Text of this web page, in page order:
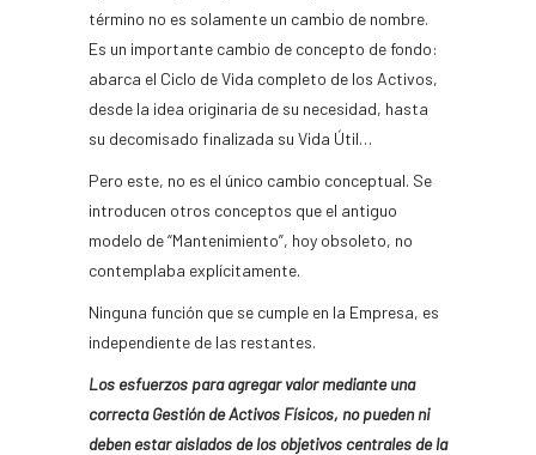
término no es solamente un cambio de nombre.
Es un importante cambio de concepto de fondo:
abarca el Ciclo de Vida completo de los Activos,
desde la idea originaria de su necesidad, hasta
su decomisado finalizada su Vida Útil…
Pero este, no es el único cambio conceptual. Se
introducen otros conceptos que el antiguo
modelo de “Mantenimiento”, hoy obsoleto, no
contemplaba explícitamente.
Ninguna función que se cumple en la Empresa, es
independiente de las restantes.
Los esfuerzos para agregar valor mediante una
correcta Gestión de Activos Físicos, no pueden ni
deben estar aislados de los objetivos centrales de la